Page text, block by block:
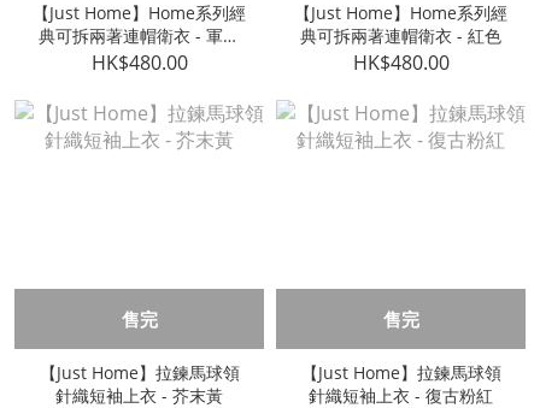
【Just Home】Home系列經
典可拆兩著連帽衛衣 - 軍綠
色
HK$480.00
【Just Home】Home系列經
典可拆兩著連帽衛衣 - 紅色
HK$480.00
售完
【Just Home】拉鍊馬球領
針織短袖上衣 - 芥末黃
售完
【Just Home】拉鍊馬球領
針織短袖上衣 - 復古粉紅